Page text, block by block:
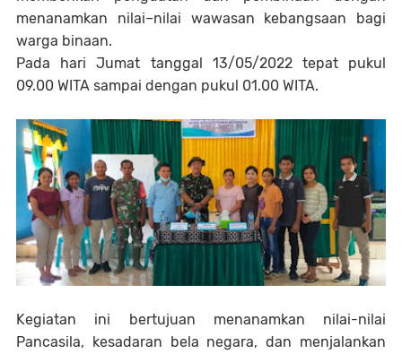
menanamkan nilai–nilai wawasan kebangsaan bagi
warga binaan.
Pada hari Jumat tanggal 13/05/2022 tepat pukul
09.00 WITA sampai dengan pukul 01.00 WITA.
Kegiatan ini bertujuan menanamkan nilai-nilai
Pancasila, kesadaran bela negara, dan menjalankan